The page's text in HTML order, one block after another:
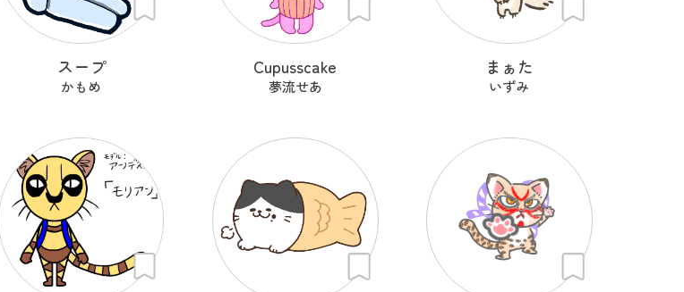
スープ
かもめ
Cupusscake
夢流せあ
まぁた
いずみ